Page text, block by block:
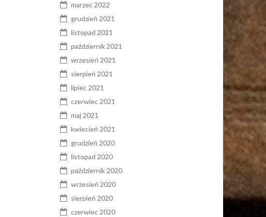
marzec 2022
grudzień 2021
listopad 2021
październik 2021
wrzesień 2021
sierpień 2021
lipiec 2021
czerwiec 2021
maj 2021
kwiecień 2021
grudzień 2020
listopad 2020
październik 2020
wrzesień 2020
sierpień 2020
czerwiec 2020